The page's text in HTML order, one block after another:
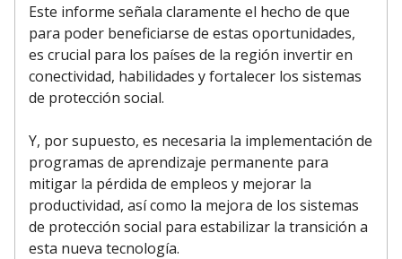
Este informe señala claramente el hecho de que
para poder beneficiarse de estas oportunidades,
es crucial para los países de la región invertir en
conectividad, habilidades y fortalecer los sistemas
de protección social.
Y, por supuesto, es necesaria la implementación de
programas de aprendizaje permanente para
mitigar la pérdida de empleos y mejorar la
productividad, así como la mejora de los sistemas
de protección social para estabilizar la transición a
esta nueva tecnología.